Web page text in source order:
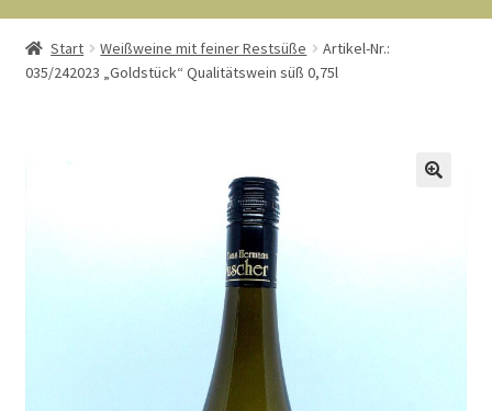
Start
AGB
Start Weißweine mit feiner Restsüße
Artikel-Nr.:
035/242023 „Goldstück“ Qualitätswein süß 0,75l